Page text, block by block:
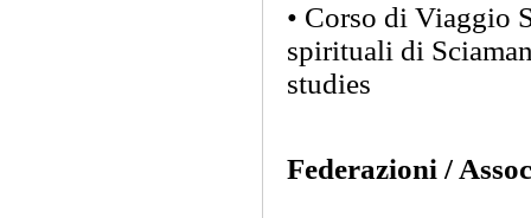
• Corso di Viaggio
spirituali di
studies
Federazioni /